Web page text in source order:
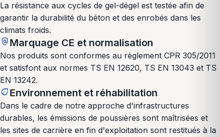
La résistance aux cycles de gel-dégel est testée afin de
garantir la durabilité du béton et des enrobés dans les
climats froids.
policy Marquage CE et normalisation
Nos produits sont conformes au règlement CPR 305/2011
et satisfont aux normes TS EN 12620, TS EN 13043 et TS
EN 13242.
eco Environnement et réhabilitation
Dans le cadre de notre approche d'infrastructures
durables, les émissions de poussières sont maîtrisées et
les sites de carrière en fin d'exploitation sont restitués à la